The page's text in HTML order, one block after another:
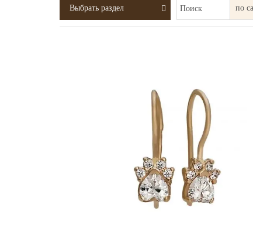
Выбрать раздел Поиск